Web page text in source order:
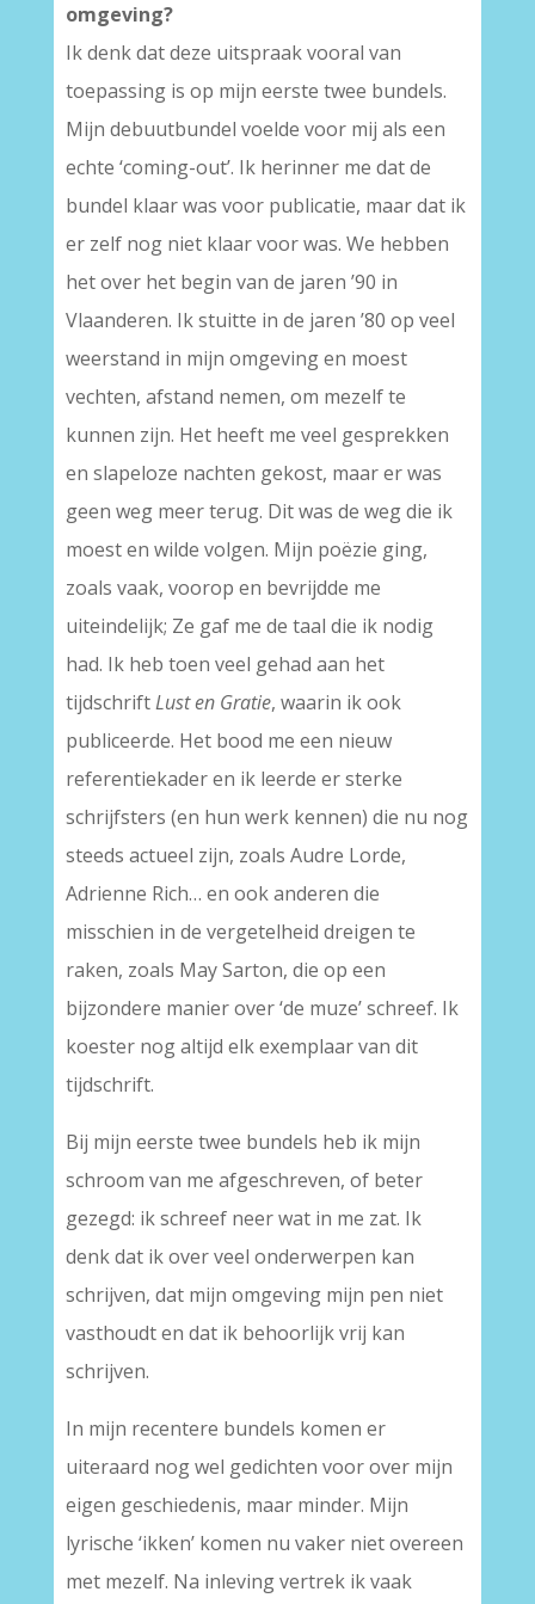
omgeving?
Ik denk dat deze uitspraak vooral van
toepassing is op mijn eerste twee bundels.
Mijn debuutbundel voelde voor mij als een
echte ‘coming-out’. Ik herinner me dat de
bundel klaar was voor publicatie, maar dat ik
er zelf nog niet klaar voor was. We hebben
het over het begin van de jaren ’90 in
Vlaanderen. Ik stuitte in de jaren ’80 op veel
weerstand in mijn omgeving en moest
vechten, afstand nemen, om mezelf te
kunnen zijn. Het heeft me veel gesprekken
en slapeloze nachten gekost, maar er was
geen weg meer terug. Dit was de weg die ik
moest en wilde volgen. Mijn poëzie ging,
zoals vaak, voorop en bevrijdde me
uiteindelijk; Ze gaf me de taal die ik nodig
had. Ik heb toen veel gehad aan het
tijdschriftLust en Gratie, waarin ik ook
publiceerde. Het bood me een nieuw
referentiekader en ik leerde er sterke
schrijfsters (en hun werk kennen) die nu nog
steeds actueel zijn, zoals Audre Lorde,
Adrienne Rich… en ook anderen die
misschien in de vergetelheid dreigen te
raken, zoals May Sarton, die op een
bijzondere manier over ‘de muze’ schreef. Ik
koester nog altijd elk exemplaar van dit
tijdschrift.
Bij mijn eerste twee bundels heb ik mijn
schroom van me afgeschreven, of beter
gezegd: ik schreef neer wat in me zat. Ik
denk dat ik over veel onderwerpen kan
schrijven, dat mijn omgeving mijn pen niet
vasthoudt en dat ik behoorlijk vrij kan
schrijven.
In mijn recentere bundels komen er
uiteraard nog wel gedichten voor over mijn
eigen geschiedenis, maar minder. Mijn
lyrische ‘ikken’ komen nu vaker niet overeen
met mezelf. Na inleving vertrek ik vaak